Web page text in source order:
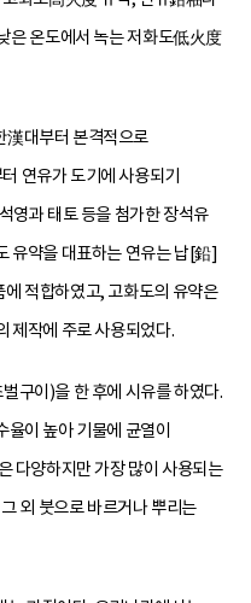
온도에서 녹는 저화도低火度
漢대부터 본격적으로
연유가 도기에 사용되기
영과 태토 등을 첨가한 장석유
유약을 대표하는 연유는 납[鉛]
적합하였고, 고화도의 유약은
제작에 주로 사용되었다.
구이)을 한 후에 시유를 하였다.
이 높아 기물에 균열이
다양하지만 가장 많이 사용되는
외 붓으로 바르거나 뿌리는